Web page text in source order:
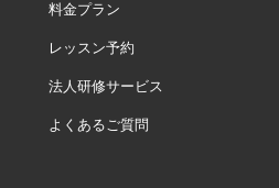
料金プラン
レッスン予約
法人研修サービス
よくあるご質問